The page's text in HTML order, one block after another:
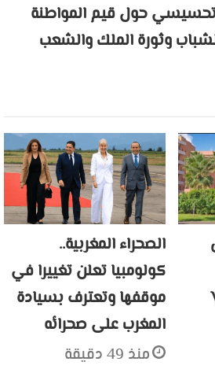
تحسيسي حول قيم المواطنة
وثورة الملك والشعب
الصحراء المغربية..
كولومبيا تعلن تغييرا في
موقفها وتعترف بسيادة
المغرب على صحرائه
منذ 49 دقيقة